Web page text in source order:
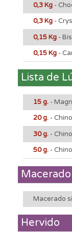
0,3 Kg -
0,3 Kg -
0,15 Kg -
0,15 Kg -
Lista de
15 g. -
20 g. -
30 g. -
50 g. -
Macerado
Macerado
Hervido